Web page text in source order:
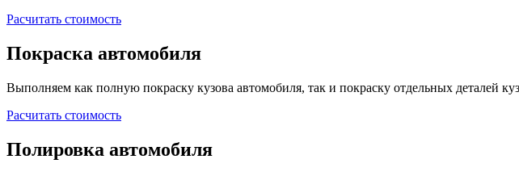
Расчитать стоимость
Покраска автомобиля
Выполняем как полную покраску кузова автомобиля, так и покраску отдельных деталей
Расчитать стоимость
Полировка автомобиля